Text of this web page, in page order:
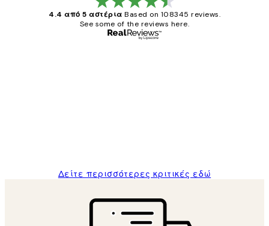
4.4 από 5 αστέρια Based on 108345 reviews.
See some of the reviews here.
Δείτε περισσότερες κριτικές εδώ